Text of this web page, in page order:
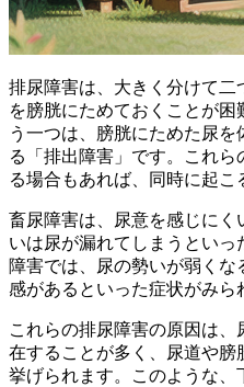
排尿障害は、大きく分けて二
を膀胱にためておくことが困
う一つは、 膀胱にためた尿を
る「排出障害」 です。これら
る場合もあれば、同時に起こ
畜尿障害は、尿意を感じにく
いは尿が漏れてしまうとい
障害では、尿の勢いが弱く
感があるといった症状がみら
これらの排尿障害の原因は
在することが多く、尿道や
挙げられます。このような、